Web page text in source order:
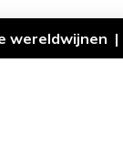
wereldwijnen